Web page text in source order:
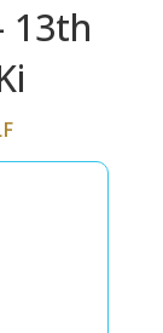
13th